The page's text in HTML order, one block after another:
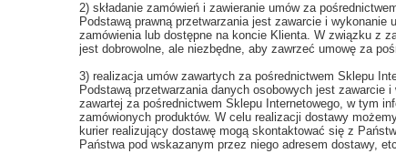
2) składanie zamówień i zawieranie umów za
Podstawą prawną przetwarzania jest zawarcie i
zamówienia lub dostępne na koncie Klienta. W związku z
jest dobrowolne, ale niezbędne, aby zawrzeć umowę za
3) realizacja umów zawartych za pośrednictwem Sklepu
Podstawą przetwarzania danych osobowych jest
zawartej za pośrednictwem Sklepu Internetowego, w tym
zamówionych produktów. W celu realizacji dostawy
kurier realizujący dostawę mogą skontaktować się z
Państwa pod wskazanym przez niego adresem dostawy,